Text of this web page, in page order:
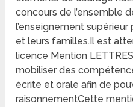
concours de l’ensemble
l’enseignement
et leurs familles.Il est
licence Mention
mobiliser des
écrite et orale afin de
raisonnementCette